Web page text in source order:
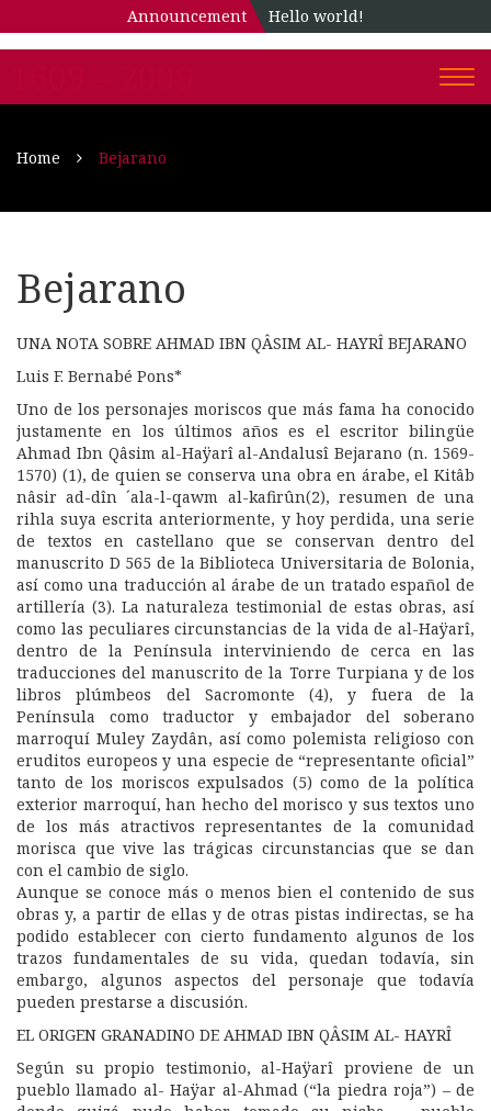
Announcement Hello world!
Home Bejarano
Bejarano
UNA NOTA SOBRE AHMAD IBN QÂSIM AL- HAYRÎ BEJARANO
Luis F. Bernabé Pons*
Uno de los personajes moriscos que más fama ha conocido
justamente en los últimos años es el escritor bilingüe
Ahmad Ibn Qâsim al-Haÿarî al-Andalusî Bejarano (n. 1569-
1570) (1), de quien se conserva una obra en árabe, el Kitâb
nâsir ad-dîn ´ala-l-qawm al-kafirûn(2), resumen de una
rihla suya escrita anteriormente, y hoy perdida, una serie
de textos en castellano que se conservan dentro del
manuscrito D 565 de la Biblioteca Universitaria de Bolonia,
así como una traducción al árabe de un tratado español de
artillería (3). La naturaleza testimonial de estas obras, así
como las peculiares circunstancias de la vida de al-Haÿarî,
dentro de la Península interviniendo de cerca en las
traducciones del manuscrito de la Torre Turpiana y de los
libros plúmbeos del Sacromonte (4), y fuera de la
Península como traductor y embajador del soberano
marroquí Muley Zaydân, así como polemista religioso con
eruditos europeos y una especie de “representante oficial”
tanto de los moriscos expulsados (5) como de la política
exterior marroquí, han hecho del morisco y sus textos uno
de los más atractivos representantes de la comunidad
morisca que vive las trágicas circunstancias que se dan
con el cambio de siglo.
Aunque se conoce más o menos bien el contenido de sus
obras y, a partir de ellas y de otras pistas indirectas, se ha
podido establecer con cierto fundamento algunos de los
trazos fundamentales de su vida, quedan todavía, sin
embargo, algunos aspectos del personaje que todavía
pueden prestarse a discusión.
EL ORIGEN GRANADINO DE AHMAD IBN QÂSIM AL- HAYRÎ
Según su propio testimonio, al-Haÿarî proviene de un
pueblo llamado al- Haÿar al-Ahmad (“la piedra roja”) – de